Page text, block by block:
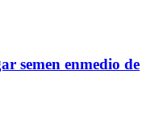
semen enmedio de